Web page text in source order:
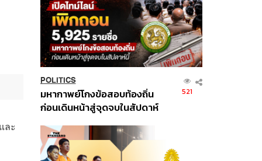
ละ
POLITICS
มหากาพย์โกงข้อสอบท้องถิ่น
ก่อนเดินหน้าสู่จุดจบในสัปดาห์
521